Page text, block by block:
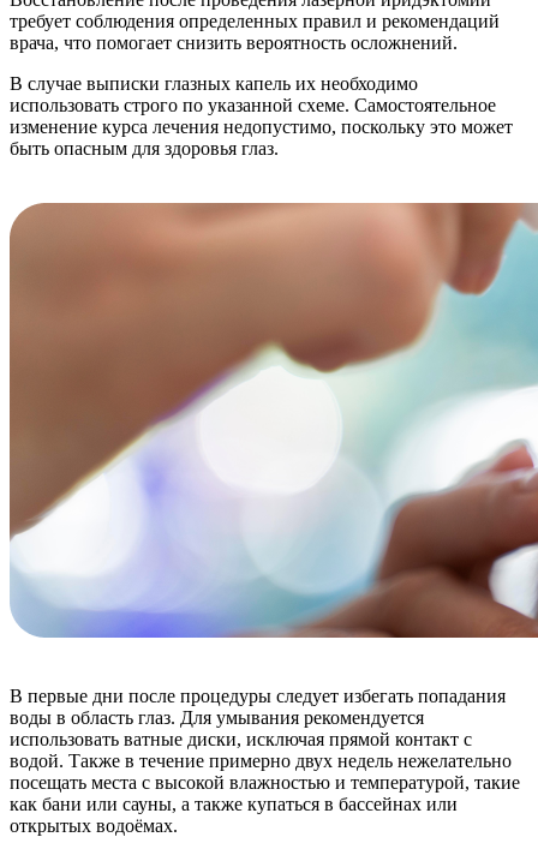
требует соблюдения определенных правил и рекомендаций
врача, что помогает снизить вероятность осложнений.
В случае выписки глазных капель их необходимо
использовать строго по указанной схеме. Самостоятельное
изменение курса лечения недопустимо, поскольку это может
быть опасным для здоровья глаз.
В первые дни после процедуры следует избегать попадания
воды в область глаз. Для умывания рекомендуется
использовать ватные диски, исключая прямой контакт с
водой. Также в течение примерно двух недель нежелательно
посещать места с высокой влажностью и температурой, такие
как бани или сауны, а также купаться в бассейнах или
открытых водоёмах.